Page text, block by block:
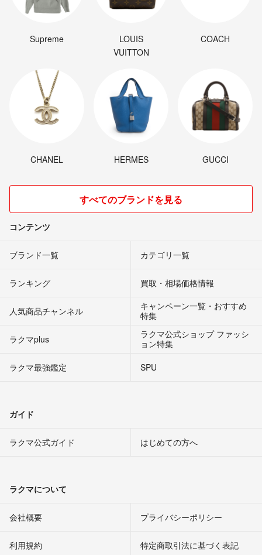
Supreme
LOUIS
VUITTON
COACH
CHANEL HERMES GUCCI
すべてのブランドを見る
コンテンツ
ブランド一覧 カテゴリ一覧
ランキング 買取・相場価格情報
人気商品チャンネル
キャンペーン一覧・おすすめ
特集
ラクマplus
ラクマ公式ショップ ファッシ
ョン特集
ラクマ最強鑑定
SPU
ガイド
ラクマ公式ガイド はじめての方へ
ラクマについて
会社概要 プライバシーポリシー
利用規約 特定商取引法に基づく表記